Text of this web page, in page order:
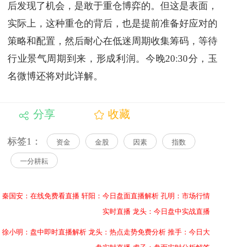
后发现了机会，是敢于重仓博弈的。但这是表面，
实际上，这种重仓的背后，也是提前准备好应对的
策略和配置，然后耐心在低迷周期收集筹码，等待
行业景气周期到来，形成利润。今晚20:30分，玉
名微博还将对此详解。
分享 收藏
标签1： 资金 金股 因素 指数
一分耕耘
秦国安：在线免费看直播 轩阳：今日盘面直播解析 孔明：市场行情
实时直播 龙头：今日盘中实战直播
徐小明：盘中即时直播解析 龙头：热点走势免费分析 推手：今日大